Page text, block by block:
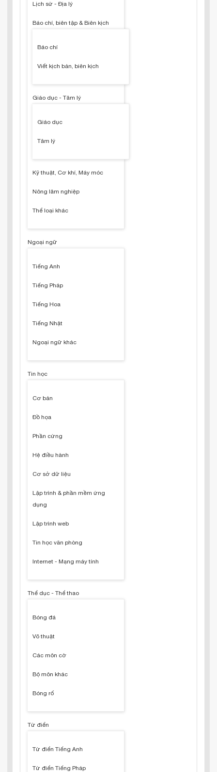
Lịch sử - Địa lý
Báo chí, biên tập & Biên kịch
Báo chí
Viết kịch bản, biên kịch
Giáo dục - Tâm lý
Giáo dục
Tâm lý
Kỹ thuật, Cơ khí, Máy móc
Nông lâm nghiệp
Thể loại khác
Ngoại ngữ
Tiếng Anh
Tiếng Pháp
Tiếng Hoa
Tiếng Nhật
Ngoại ngữ khác
Tin học
Cơ bản
Đồ họa
Phần cứng
Hệ điều hành
Cơ sở dữ liệu
Lập trình & phần mềm ứng
dụng
Lập trình web
Tin học văn phòng
Internet - Mạng máy tính
Thể dục - Thể thao
Bóng đá
Võ thuật
Các môn cờ
Bộ môn khác
Bóng rổ
Từ điển
Từ điển Tiếng Anh
Từ điển Tiếng Pháp